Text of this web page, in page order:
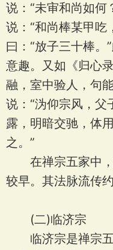
说：“未审和尚如何
说：“和尚棒某甲吃
曰：“放子三十棒。
意趣。又如《归心
融，室中验人，句
说：“沩仰宗风，父
露，明暗交驰，体
之。”
在禅宗五家中，
较早。其法脉流传
(二)临济宗
临济宗是禅宗五